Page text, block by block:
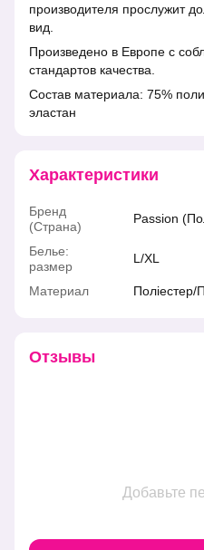
производителя прослужит
вид.
Произведено в Европе с
стандартов качества.
Состав материала: 75%
эластан
Характеристики
Бренд
(Страна)
Passion
Белье:
размер
L/XL
Материал Поліестер/
Отзывы
Добавьте